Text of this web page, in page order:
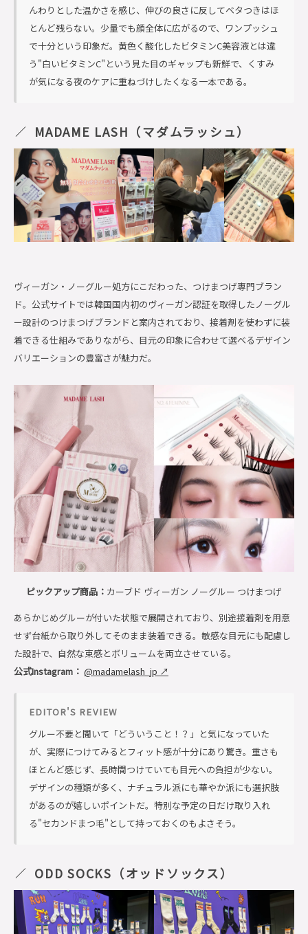
んわりとした温かさを感じ、伸びの良さに反してベタつきはほ
とんど残らない。少量でも顔全体に広がるので、ワンプッシュ
で十分という印象だ。黄色く酸化したビタミンC美容液とは違
う"白いビタミンC"という見た目のギャップも新鮮で、くすみ
が気になる夜のケアに重ねづけしたくなる一本である。
MADAME LASH（マダムラッシュ）
ヴィーガン・ノーグルー処方にこだわった、つけまつげ専門ブラン
ド。公式サイトでは韓国国内初のヴィーガン認証を取得したノーグル
ー設計のつけまつげブランドと案内されており、接着剤を使わずに装
着できる仕組みでありながら、目元の印象に合わせて選べるデザイン
バリエーションの豊富さが魅力だ。
ピックアップ商品： カーブド ヴィーガン ノーグルー つけまつげ
あらかじめグルーが付いた状態で展開されており、別途接着剤を用意
せず台紙から取り外してそのまま装着できる。敏感な目元にも配慮し
た設計で、自然な束感とボリュームを両立させている。
公式Instagram： @madamelash_jp ↗
EDITOR'S REVIEW
グルー不要と聞いて「どういうこと！？」と気になっていた
が、実際につけてみるとフィット感が十分にあり驚き。重さも
ほとんど感じず、長時間つけていても目元への負担が少ない。
デザインの種類が多く、ナチュラル派にも華やか派にも選択肢
があるのが嬉しいポイントだ。特別な予定の日だけ取り入れ
る"セカンドまつ毛"として持っておくのもよさそう。
ODD SOCKS（オッドソックス）